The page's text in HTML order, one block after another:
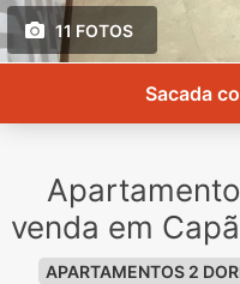
11 FOTOS
Sacada
venda em
APARTAMENTOS 2